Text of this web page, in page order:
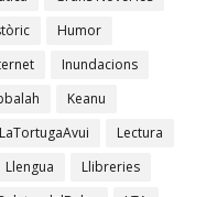
Humor
Inundacions
Keanu
LaTortugaAvui
Lectura
Llengua
Llibreries